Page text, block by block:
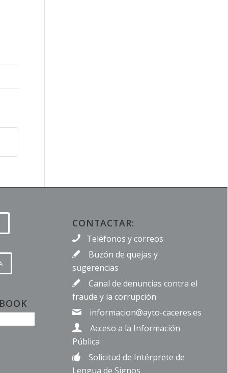
CONTACTAR:
Teléfonos y correos
Buzón de quejas y
sugerencias
Canal de denuncias contra el
fraude y la corrupción
informacion@ayto-caceres.es
Acceso a la Información
Pública
Solicitud de Intérprete de
Lengua de Signos